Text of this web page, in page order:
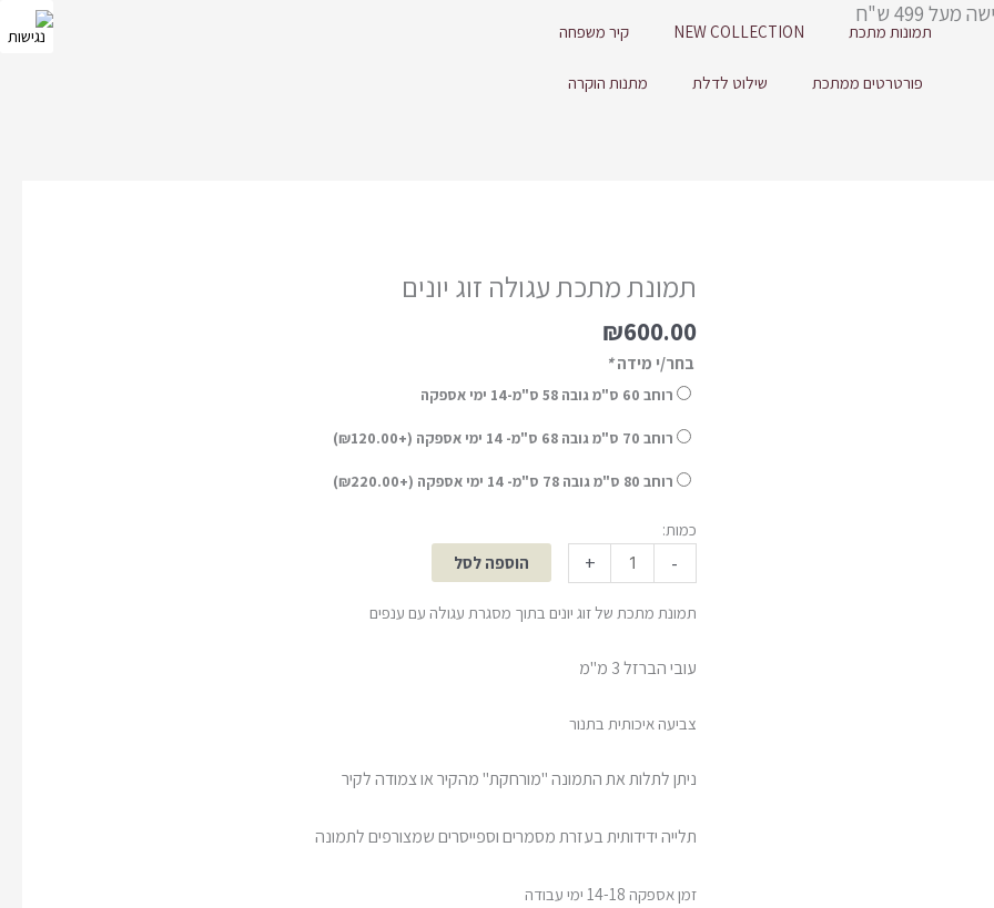
תמונות מתכת NEW COLLECTION קיר משפחה
פורטרטים ממתכת שילוט לדלת מתנות הוקרה
תמונת מתכת עגולה זוג יונים
₪600.00
בחר/י מידה*
רוחב 60 ס"מ גובה 58 ס"מ-14 ימי אספקה
רוחב 70 ס"מ גובה 68 ס"מ- 14 ימי אספקה (+ ₪120.00
)
רוחב 80 ס"מ גובה 78 ס"מ- 14 ימי אספקה (+ ₪220.00
)
כמות:
-
+ הוספה לסל
תמונת מתכת של זוג יונים בתוך מסגרת עגולה עם ענפים
עובי הברזל 3 מ"מ
צביעה איכותית בתנור
ניתן לתלות את התמונה "מורחקת" מהקיר או צמודה לקיר
תלייה ידידותית בעזרת מסמרים וספייסרים שמצורפים לתמונה
זמן אספקה 14-18 ימי עבודה